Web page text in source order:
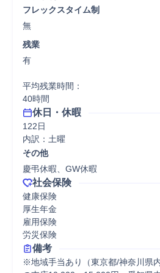
フレックスタイム制
無
残業
有
平均残業時間：
40時間
休日・休暇
122日
内訳：土曜
その他
慶弔休暇、GW休暇
社会保険
健康保険
厚生年金
雇用保険
労災保険
備考
※地域手当あり（東京都/神奈川県